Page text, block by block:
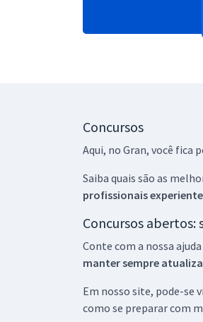
Concursos
Aqui, no Gran, você fica
Saiba quais são as
profissionais
Concursos abertos:
Conte com a nossa
manter sempre
Em nosso site, pode-se
como se preparar com